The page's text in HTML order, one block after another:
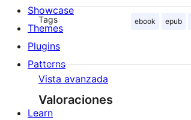
Tags ebook epub
Vista avanzada
Valoraciones
Showcase
Themes
Plugins
Patterns
Learn